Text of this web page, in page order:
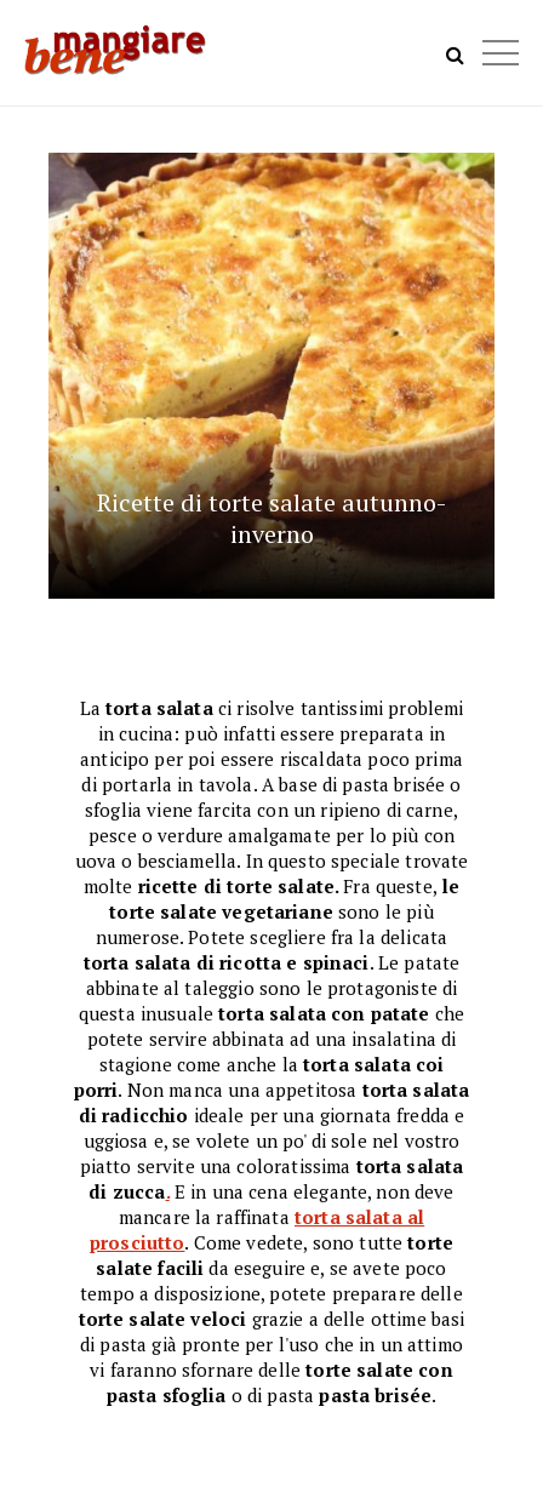
Ricette di torte salate autunno-
inverno
Latorta salataci risolve tantissimi problemi
in cucina: può infatti essere preparata in
anticipo per poi essere riscaldata poco prima
di portarla in tavola. A base di pasta brisée o
sfoglia viene farcita con un ripieno di carne,
pesce o verdure amalgamate per lo più con
uova o besciamella. In questo speciale trovate
molte ricette di torte salate.Fra queste, le
torte salate vegetariane sono le più
numerose. Potete scegliere fra la delicata
torta salata di ricotta e spinaci. Le patate
abbinate al taleggio sono le protagoniste di
questa inusualetorta salata con patate che
potete servire abbinata ad una insalatina di
stagione come anche latorta salata coi
porri. Non manca una appetitosatorta salata
di radicchio ideale per una giornata fredda e
uggiosa e, se volete un po' di sole nel vostro
piatto servite una coloratissimatorta salata
di zucca. E in una cena elegante, non deve
mancare la raffinatatorta salata al
prosciutto. Come vedete, sono tuttetorte
salate facili da eseguire e, se avete poco
tempo a disposizione, potete preparare delle
torte salate veloci grazie a delle ottime basi
di pasta già pronte per l'uso che in un attimo
vi faranno sfornare delletorte salate con
pasta sfoglia o di pastapasta brisée.